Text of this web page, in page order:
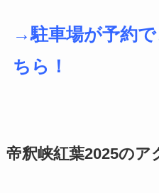
→駐車場が予約
ちら！
帝釈峡紅葉2025のア